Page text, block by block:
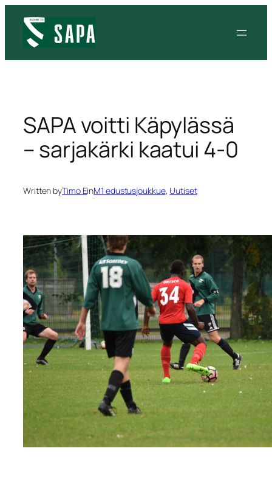
sisältöön
SAPA voitti Käpylässä
– sarjakärki kaatui 4-0
Written byTimo EinM1 edustusjoukkue, Uutiset